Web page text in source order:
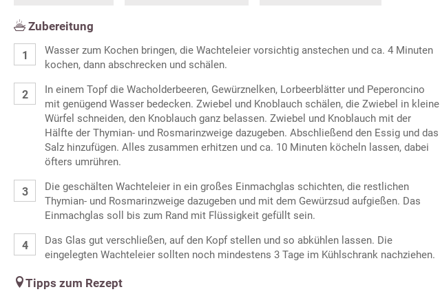
Zubereitung
Wasser zum Kochen bringen, die Wachteleier vorsichtig anstechen und ca. 4 Minuten
kochen, dann abschrecken und schälen.
In einem Topf die Wacholderbeeren, Gewürznelken, Lorbeerblätter und Peperoncino
mit genügend Wasser bedecken. Zwiebel und Knoblauch schälen, die Zwiebel in kleine
Würfel schneiden, den Knoblauch ganz belassen. Zwiebel und Knoblauch mit der
Hälfte der Thymian- und Rosmarinzweige dazugeben. Abschließend den Essig und das
Salz hinzufügen. Alles zusammen erhitzen und ca. 10 Minuten köcheln lassen, dabei
öfters umrühren.
Die geschälten Wachteleier in ein großes Einmachglas schichten, die restlichen
Thymian- und Rosmarinzweige dazugeben und mit dem Gewürzsud aufgießen. Das
Einmachglas soll bis zum Rand mit Flüssigkeit gefüllt sein.
Das Glas gut verschließen, auf den Kopf stellen und so abkühlen lassen. Die
eingelegten Wachteleier sollten noch mindestens 3 Tage im Kühlschrank nachziehen.
Tipps zum Rezept